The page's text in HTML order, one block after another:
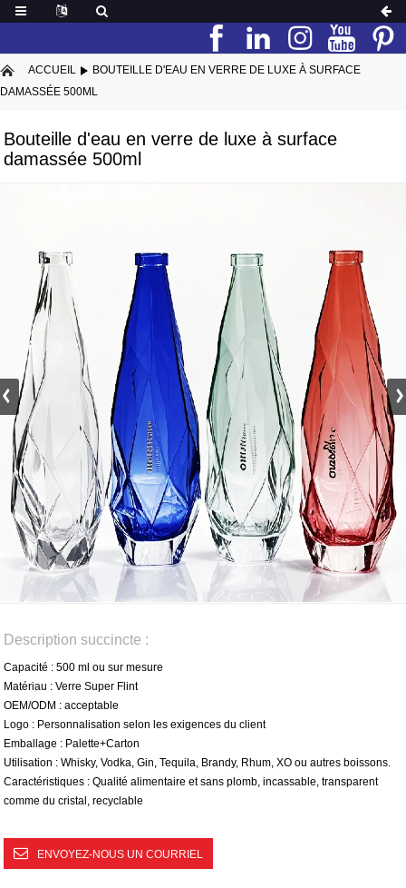
ACCUEIL
BOUTEILLE D'EAU EN VERRE DE LUXE À SURFACE
DAMASSÉE 500ML
Bouteille d'eau en verre de luxe à surface
damassée 500ml
Description succincte :
Capacité : 500 ml ou sur mesure
Matériau : Verre Super Flint
OEM/ODM : acceptable
Logo : Personnalisation selon les exigences du client
Emballage : Palette+Carton
Utilisation : Whisky, Vodka, Gin, Tequila, Brandy, Rhum, XO ou autres boissons.
Caractéristiques : Qualité alimentaire et sans plomb, incassable, transparent
comme du cristal, recyclable
ENVOYEZ-NOUS UN COURRIEL